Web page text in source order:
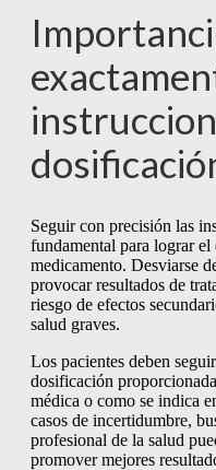
Seguir con precisión las
fundamental para lograr el
medicamento. Desviarse
provocar resultados de
riesgo de efectos
salud graves.
Los pacientes deben
dosificación
médica o como se indica
casos de incertidumbre,
profesional de la salud
promover mejores